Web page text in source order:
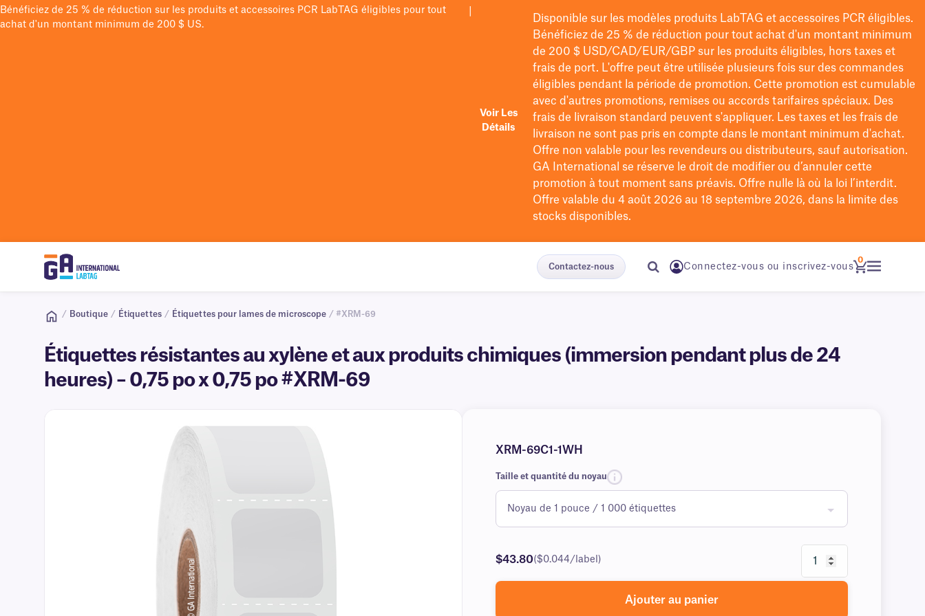
Bénéficiez de 25 % de réduction sur les produits et accessoires PCR LabTAG éligibles pour tout
achat d'un montant minimum de 200 $ US.
Voir Les
Détails
Disponible sur les modèles produits LabTAG et accessoires PCR éligibles.
Bénéficiez de 25 % de réduction pour tout achat d'un montant minimum
de 200 $USD/CAD/EUR/GBPsur les produits éligibles, hors taxes et
frais de port. L'offre peut être utilisée plusieurs fois sur des commandes
éligibles pendant la période de promotion. Cette promotion est cumulable
avec d'autres promotions, remises ou accords tarifaires spéciaux. Des
frais de livraison standard peuvent s'appliquer. Les taxes et les frais de
livraison ne sont pas pris en compte dans le montant minimum d'achat.
Offre non valable pour les revendeurs ou distributeurs, sauf autorisation.
GA International se réserve le droit de modifierou d’annuler cette
promotion à tout moment sans préavis. Offre nulle là où la loi l’interdit.
Offre valable du 4 août 2026 au 18 septembre 2026, dans la limite des
stocks disponibles.
Contactez-nous Connectez-vous ou inscrivez-vous
0
/ Boutique / Étiquettes / Étiquettes pour lames de microscope / #XRM-69
Étiquettes résistantes au xylène et aux produits chimiques (immersion pendant plus de 24
heures) – 0,75 po x 0,75 po #XRM-69
XRM-69C1-1WH
Taille et quantité du noyau
$43.80($0.044/label)
Ajouter au panier